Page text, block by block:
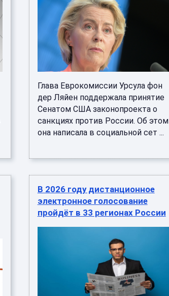
Глава Еврокомиссии Урсула фон
дер Ляйен поддержала принятие
Сенатом США законопроекта о
санкциях против России. Об этом
она написала в социальной сет ...
В 2026 году дистанционное
электронное голосование
пройдёт в 33 регионах России